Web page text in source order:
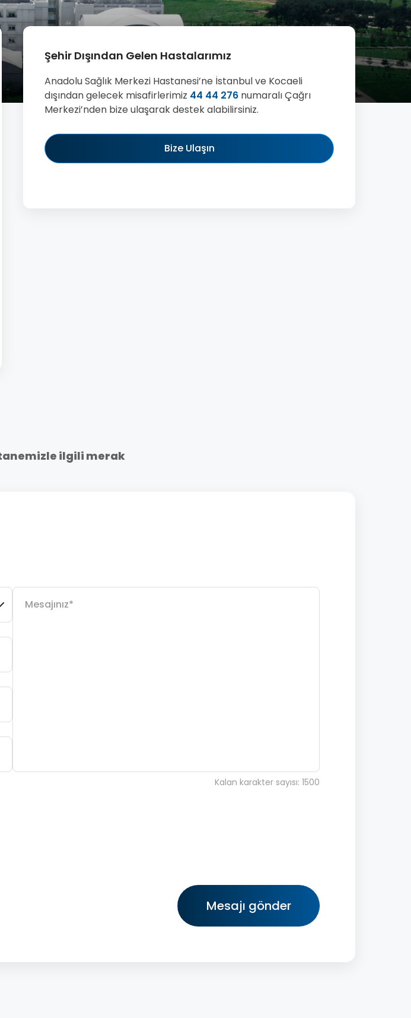
Şehir Dışından Gelen Hastalarımız
Anadolu Sağlık Merkezi Hastanesi’ne İstanbul ve Kocaeli
dışından gelecek misafirlerimiz 44 44 276 numaralı Çağrı
Merkezi’nden bize ulaşarak destek alabilirsiniz.
Bize Ulaşın
ilgili merak
Kalan karakter sayısı: 1500
Mesajı gönder